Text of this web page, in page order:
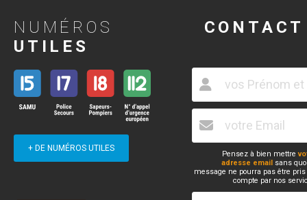
NUMÉROS
UTILES
+ DE NUMÉROS UTILES
CONTACT
Pensez à bien mettre
adresse email sans
message ne pourra pas être
compte par nos